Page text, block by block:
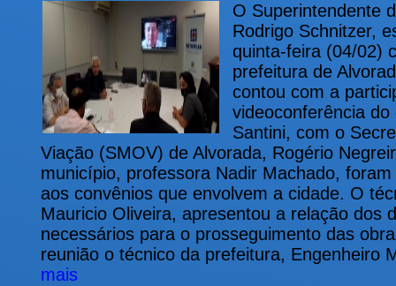
O Superintendente
Rodrigo Schnitzer,
quinta-feira (04/02)
prefeitura de
contou com a
videoconferência
Santini, com o
Viação (SMOV) de Alvorada, Rogério
município, professora Nadir Machado,
aos convênios que envolvem a cidade. O
Mauricio Oliveira, apresentou a relação dos
necessários para o prosseguimento das
reunião o técnico da prefeitura,
mais